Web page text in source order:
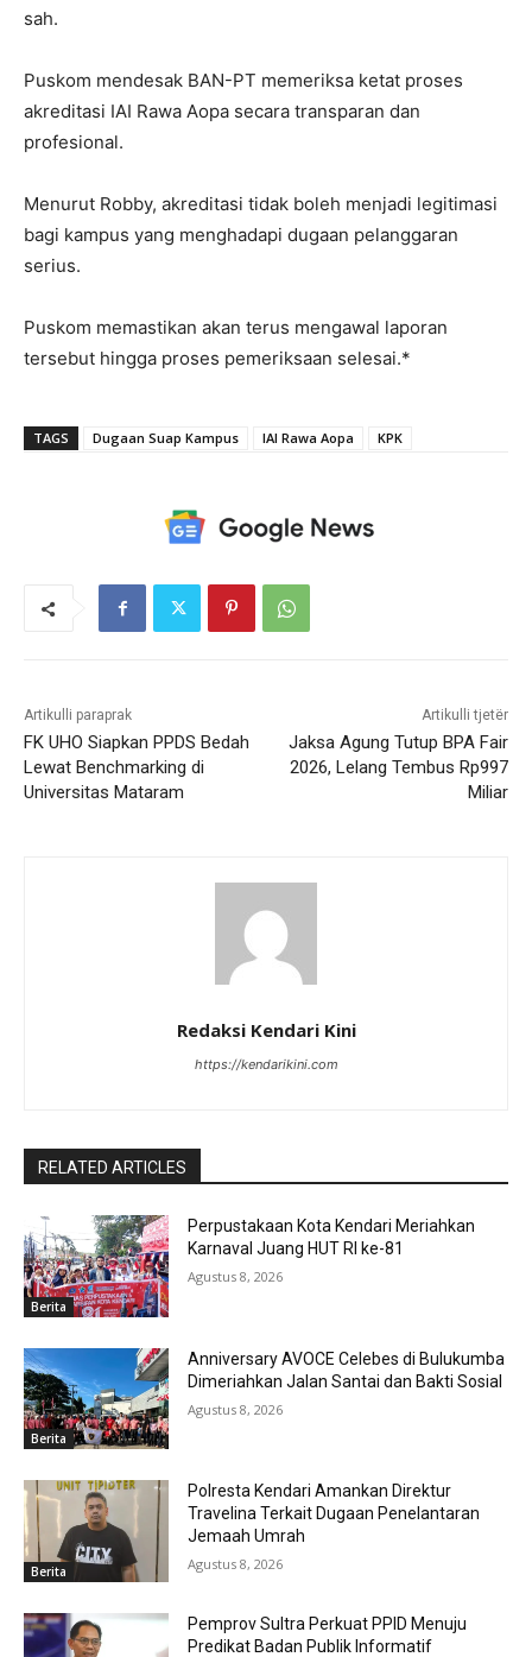
sah.
Puskom mendesak BAN-PT memeriksa ketat proses
akreditasi IAI Rawa Aopa secara transparan dan
profesional.
Menurut Robby, akreditasi tidak boleh menjadi legitimasi
bagi kampus yang menghadapi dugaan pelanggaran
serius.
Puskom memastikan akan terus mengawal laporan
tersebut hingga proses pemeriksaan selesai.*
TAGS Dugaan Suap Kampus IAI Rawa Aopa KPK
Artikulli paraprak
FK UHO Siapkan PPDS Bedah
Lewat Benchmarking di
Universitas Mataram
Artikulli tjetër
Jaksa Agung Tutup BPA Fair
2026, Lelang Tembus Rp997
Miliar
Redaksi Kendari Kini
https://kendarikini.com
RELATED ARTICLES
Berita
Perpustakaan Kota Kendari Meriahkan
Karnaval Juang HUT RI ke-81
Agustus 8, 2026
Berita
Anniversary AVOCE Celebes di Bulukumba
Dimeriahkan Jalan Santai dan Bakti Sosial
Agustus 8, 2026
Berita
Polresta Kendari Amankan Direktur
Travelina Terkait Dugaan Penelantaran
Jemaah Umrah
Agustus 8, 2026
Pemprov Sultra Perkuat PPID Menuju
Predikat Badan Publik Informatif